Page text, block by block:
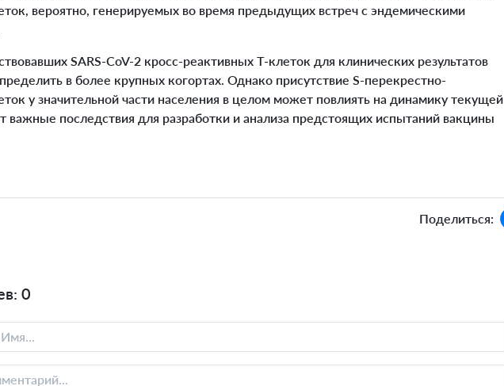
вероятно, генерируемых во время предыдущих встреч с эндемическими
SARS-CoV-2 кросс-реактивных Т-клеток для клинических результатов
в более крупных когортах. Однако присутствие S-перекрестно-
у значительной части населения в целом может повлиять на динамику текущей
важные последствия для разработки и анализа предстоящих испытаний вакцины
Поделиться:
0